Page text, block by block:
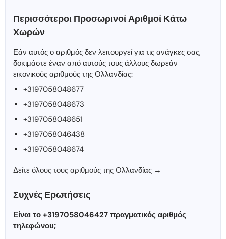
Περισσότεροι Προσωρινοί Αριθμοί Κάτω
Χωρών
Εάν αυτός ο αριθμός δεν λειτουργεί για τις ανάγκες σας,
δοκιμάστε έναν από αυτούς τους άλλους δωρεάν
εικονικούς αριθμούς της Ολλανδίας:
+3197058048677
+3197058048673
+3197058048651
+3197058046438
+3197058048674
Δείτε όλους τους αριθμούς της Ολλανδίας →
Συχνές Ερωτήσεις
Είναι το +3197058046427 πραγματικός αριθμός
τηλεφώνου;